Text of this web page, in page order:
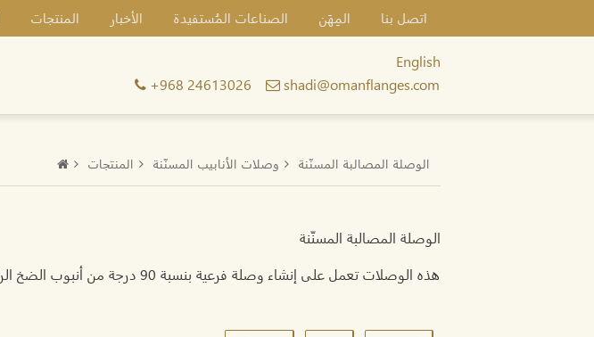
المنتجات الأخبار الصناعات المُستفيدة المِهَن اتصل بنا
English
+968 24613026
shadi@omanflanges.com
المنتجات وصلات الأنابيب المسنّنة الوصلة المصالبة المسنّنة
الوصلة المصالبة المسنّنة
هذه الوصلات تعمل على إنشاء وصلة فرعية بنسبة 90 درجة من أنبوب الضخ الرئيسي